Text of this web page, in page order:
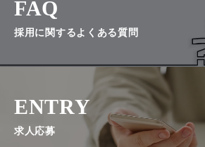
FAQ
採用に関するよくある質問
ENTRY
求人応募